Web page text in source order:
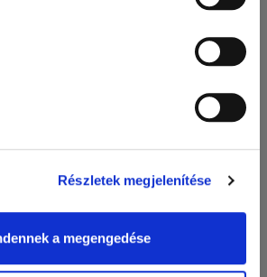
Részletek megjelenítése
a megengedése